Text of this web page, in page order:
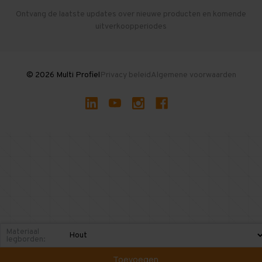
Gebruikte entresolvloeren
Ontvang de laatste updates over nieuwe producten en komende
uitverkoopperiodes
© 2026 Multi ProfielPrivacy beleidAlgemene voorwaarden
Materiaal
legborden:
Toevoegen